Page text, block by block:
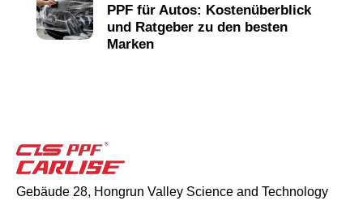
PPF für Autos: Kostenüberblick
und Ratgeber zu den besten
Marken
Gebäude 28, Hongrun Valley Science and Technology